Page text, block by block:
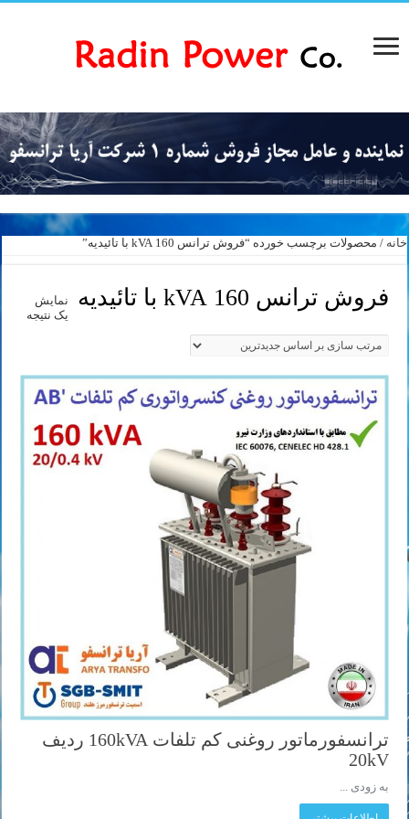
خانه / محصولات برچسب خورده “فروش ترانس 160 kVA با تائیدیه”
فروش ترانس 160 kVA با تائیدیه
نمایش
یک نتیجه
ترانسفورماتور روغنی کم تلفات 160kVA ردیف
20kV
به زودی ...